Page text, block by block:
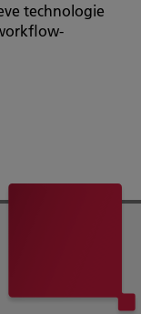
technologie